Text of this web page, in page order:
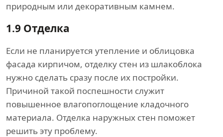
природным или декоративным камнем.
1.9 Отделка
Если не планируется утепление и облицовка
фасада кирпичом, отделку стен из шлакоблока
нужно сделать сразу после их постройки.
Причиной такой поспешности служит
повышенное влагопоглощение кладочного
материала. Отделка наружных стен поможет
решить эту проблему.